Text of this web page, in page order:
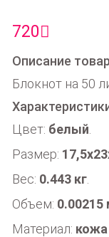
720
Описание
Блокнот на 50
Цвет: белый
Размер:
Вес: 0.443 кг
Объем: 0.00215
Материал: кожа